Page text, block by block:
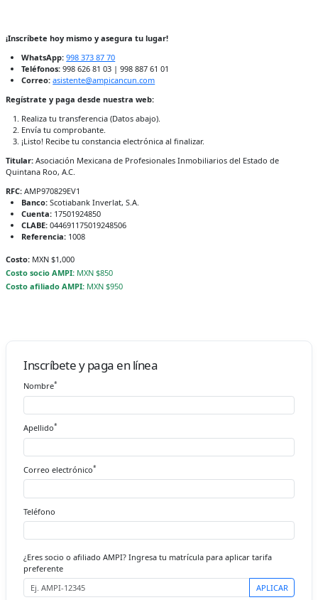
¡Inscríbete hoy mismo y asegura tu lugar!
WhatsApp: 998 373 87 70
Teléfonos: 998 626 81 03 | 998 887 61 01
Correo: asistente@ampicancun.com
Regístrate y paga desde nuestra web:
Realiza tu transferencia (Datos abajo).
Envía tu comprobante.
¡Listo! Recibe tu constancia electrónica al finalizar.
Titular: Asociación Mexicana de Profesionales Inmobiliarios del Estado de
Quintana Roo, A.C.
RFC: AMP970829EV1
Banco: Scotiabank Inverlat, S.A.
Cuenta: 17501924850
CLABE: 044691175019248506
Referencia: 1008
Costo: MXN $1,000
Costo socio AMPI: MXN $850
Costo afiliado AMPI: MXN $950
Inscríbete y paga en línea
Nombre*
Apellido*
Correo electrónico*
Teléfono
¿Eres socio o afiliado AMPI? Ingresa tu matrícula para aplicar tarifa
preferente
APLICAR